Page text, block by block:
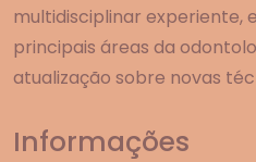
multidisciplinar experiente,
principais áreas da
atualização sobre novas
Informações